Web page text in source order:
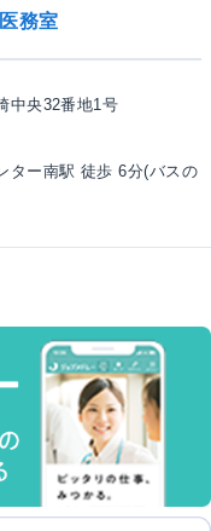
務室
中央32番地1号
ター南駅 徒歩 6分(バスの